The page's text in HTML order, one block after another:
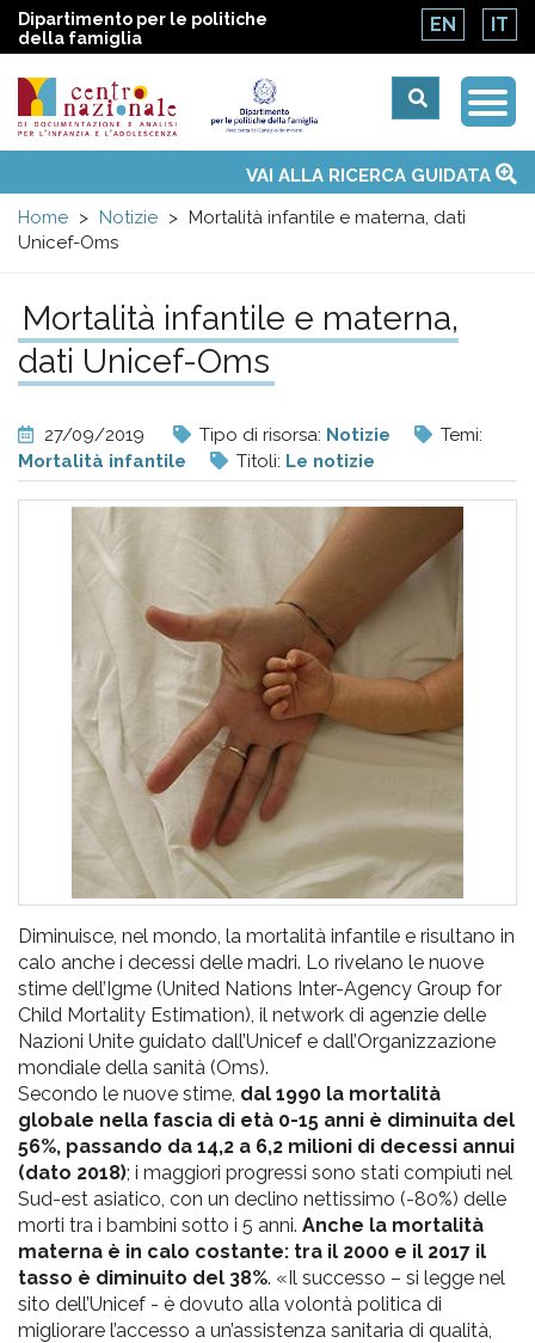
Dipartimento per le politiche
della famiglia
EN IT
Centro
nazionale
di
Documentazione
e
analisi
l'infanzia
l'adolescenza
menu
Temi
Attività
Convenzione ONUVAI ALLA RICERCA GUIDATA
Home
Notizie
Mortalità infantile e materna, dati
Unicef-Oms
Mortalità infantile e materna,
dati Unicef-Oms
27/09/2019 Tipo di risorsa: Notizie
Temi:
Mortalità infantile
Titoli: Le notizie
Diminuisce, nel mondo, la mortalità infantile e risultano in
calo anche i decessi delle madri. Lo rivelano le nuove
stime dell’Igme (United Nations Inter-Agency Group for
Child Mortality Estimation), il network di agenzie delle
Nazioni Unite guidato dall’Unicef e dall’Organizzazione
mondiale della sanità (Oms).
Secondo le nuove stime, dal 1990 la mortalità
globale nella fascia di età 0-15 anni è diminuita del
56%, passando da 14,2 a 6,2 milioni di decessi annui
(dato 2018); i maggiori progressi sono stati compiuti nel
Sud-est asiatico, con un declino nettissimo (-80%) delle
morti tra i bambini sotto i 5 anni. Anche la mortalità
materna è in calo costante: tra il 2000 e il 2017 il
tasso è diminuito del 38%. «Il successo – si legge nel
sito dell’Unicef - è dovuto alla volontà politica di
migliorare l’accesso a un’assistenza sanitaria di qualità,